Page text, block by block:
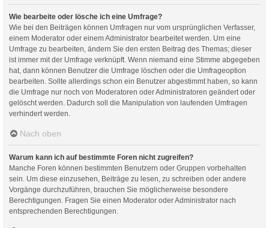
Wie bearbeite oder lösche ich eine Umfrage?
Wie bei den Beiträgen können Umfragen nur vom ursprünglichen Verfasser,
einem Moderator oder einem Administrator bearbeitet werden. Um eine
Umfrage zu bearbeiten, ändern Sie den ersten Beitrag des Themas; dieser
ist immer mit der Umfrage verknüpft. Wenn niemand eine Stimme abgegeben
hat, dann können Benutzer die Umfrage löschen oder die Umfrageoption
bearbeiten. Sollte allerdings schon ein Benutzer abgestimmt haben, so kann
die Umfrage nur noch von Moderatoren oder Administratoren geändert oder
gelöscht werden. Dadurch soll die Manipulation von laufenden Umfragen
verhindert werden.
Nach oben
Warum kann ich auf bestimmte Foren nicht zugreifen?
Manche Foren können bestimmten Benutzern oder Gruppen vorbehalten
sein. Um diese einzusehen, Beiträge zu lesen, zu schreiben oder andere
Vorgänge durchzuführen, brauchen Sie möglicherweise besondere
Berechtigungen. Fragen Sie einen Moderator oder Administrator nach
entsprechenden Berechtigungen.